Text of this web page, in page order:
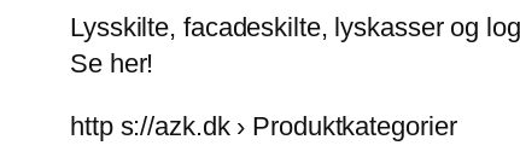
Lysskilte, facadeskilte, lyskasser og
Se her!
http s://azk.dk › Produktkategorier